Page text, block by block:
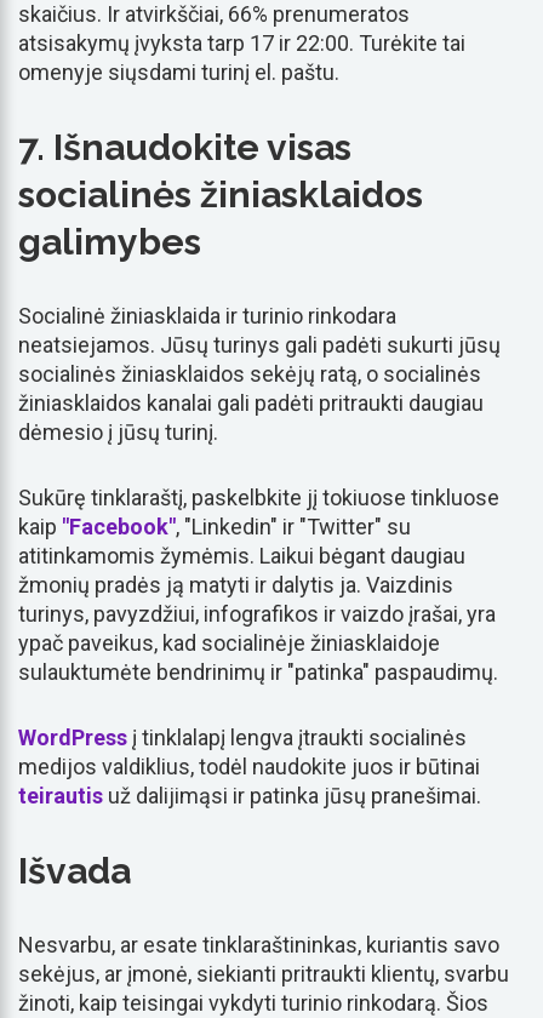
skaičius. Ir atvirkščiai, 66% prenumeratos
atsisakymų įvyksta tarp 17 ir 22:00. Turėkite tai
omenyje siųsdami turinį el. paštu.
7. Išnaudokite visas
socialinės žiniasklaidos
galimybes
Socialinė žiniasklaida ir turinio rinkodara
neatsiejamos. Jūsų turinys gali padėti sukurti jūsų
socialinės žiniasklaidos sekėjų ratą, o socialinės
žiniasklaidos kanalai gali padėti pritraukti daugiau
dėmesio į jūsų turinį.
Sukūrę tinklaraštį, paskelbkite jį tokiuose tinkluose
kaip "Facebook", "Linkedin" ir "Twitter" su
atitinkamomis žymėmis. Laikui bėgant daugiau
žmonių pradės ją matyti ir dalytis ja. Vaizdinis
turinys, pavyzdžiui, infografikos ir vaizdo įrašai, yra
ypač paveikus, kad socialinėje žiniasklaidoje
sulauktumėte bendrinimų ir "patinka" paspaudimų.
WordPress į tinklalapį lengva įtraukti socialinės
medijos valdiklius, todėl naudokite juos ir būtinai
teirautis už dalijimąsi ir patinka jūsų pranešimai.
Išvada
Nesvarbu, ar esate tinklaraštininkas, kuriantis savo
sekėjus, ar įmonė, siekianti pritraukti klientų, svarbu
žinoti, kaip teisingai vykdyti turinio rinkodarą. Šios